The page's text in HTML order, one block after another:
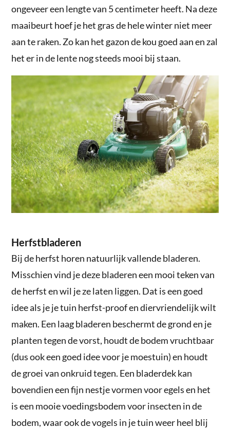
ongeveer een lengte van 5 centimeter heeft. Na deze
maaibeurt hoef je het gras de hele winter niet meer
aan te raken. Zo kan het gazon de kou goed aan en zal
het er in de lente nog steeds mooi bij staan.
Herfstbladeren
Bij de herfst horen natuurlijk vallende bladeren.
Misschien vind je deze bladeren een mooi teken van
de herfst en wil je ze laten liggen. Dat is een goed
idee als je je tuin herfst-proof en diervriendelijk wilt
maken. Een laag bladeren beschermt de grond en je
planten tegen de vorst, houdt de bodem vruchtbaar
(dus ook een goed idee voor je moestuin) en houdt
de groei van onkruid tegen. Een bladerdek kan
bovendien een fijn nestje vormen voor egels en het
is een mooie voedingsbodem voor insecten in de
bodem, waar ook de vogels in je tuin weer heel blij